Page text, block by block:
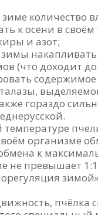
количество
к осени в
и азот;
зимы
(что доходит
гораздо
организме
к
не превышает
пчёлка